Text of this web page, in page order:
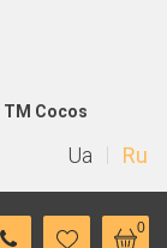
TM Cocos
Ua Ru
0